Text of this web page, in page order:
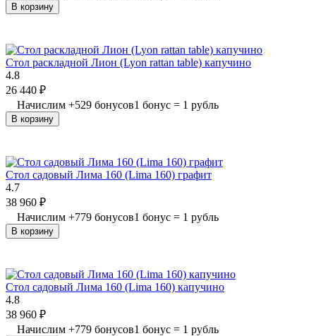
В корзину
Стол раскладной Лион (Lyon rattan table) капучино
4.8
26 440 ₽
Начислим +529 бонусов1 бонус = 1 рубль
В корзину
Стол садовый Лима 160 (Lima 160) графит
4.7
38 960 ₽
Начислим +779 бонусов1 бонус = 1 рубль
В корзину
Стол садовый Лима 160 (Lima 160) капучино
4.8
38 960 ₽
Начислим +779 бонусов1 бонус = 1 рубль